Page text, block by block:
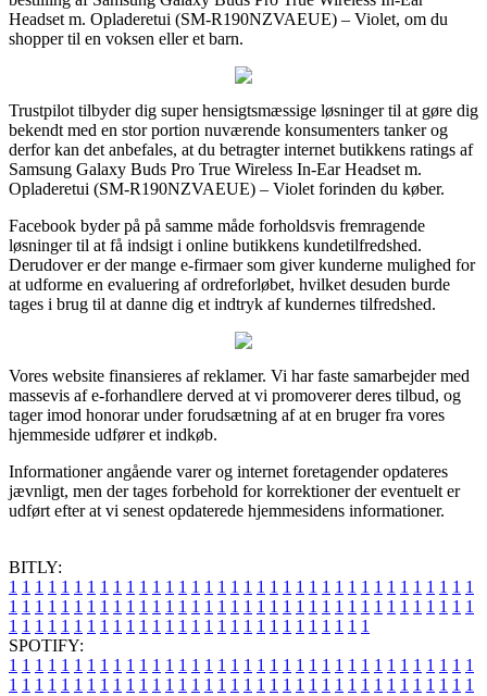
Headset m. Opladeretui (SM-R190NZVAEUE) – Violet, om du
shopper til en voksen eller et barn.
Trustpilot tilbyder dig super hensigtsmæssige løsninger til at gøre dig
bekendt med en stor portion nuværende konsumenters tanker og
derfor kan det anbefales, at du betragter internet butikkens ratings af
Samsung Galaxy Buds Pro True Wireless In-Ear Headset m.
Opladeretui (SM-R190NZVAEUE) – Violet forinden du køber.
Facebook byder på på samme måde forholdsvis fremragende
løsninger til at få indsigt i online butikkens kundetilfredshed.
Derudover er der mange e-firmaer som giver kunderne mulighed for
at udforme en evaluering af ordreforløbet, hvilket desuden burde
tages i brug til at danne dig et indtryk af kundernes tilfredshed.
Vores website finansieres af reklamer. Vi har faste samarbejder med
massevis af e-forhandlere derved at vi promoverer deres tilbud, og
tager imod honorar under forudsætning af at en bruger fra vores
hjemmeside udfører et indkøb.
Informationer angående varer og internet foretagender opdateres
jævnligt, men der tages forbehold for korrektioner der eventuelt er
udført efter at vi senest opdaterede hjemmesidens informationer.
BITLY:
1 1 1 1 1 1 1 1 1 1 1 1 1 1 1 1 1 1 1 1 1 1 1 1 1 1 1 1 1 1 1 1 1 1 1 1
1 1 1 1 1 1 1 1 1 1 1 1 1 1 1 1 1 1 1 1 1 1 1 1 1 1 1 1 1 1 1 1 1 1 1 1
1 1 1 1 1 1 1 1 1 1 1 1 1 1 1 1 1 1 1 1 1 1 1 1 1 1 1 1
SPOTIFY:
1 1 1 1 1 1 1 1 1 1 1 1 1 1 1 1 1 1 1 1 1 1 1 1 1 1 1 1 1 1 1 1 1 1 1 1
1 1 1 1 1 1 1 1 1 1 1 1 1 1 1 1 1 1 1 1 1 1 1 1 1 1 1 1 1 1 1 1 1 1 1 1